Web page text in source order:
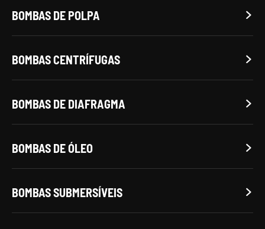
BOMBAS DE POLPA 
BOMBAS CENTRÍFUGAS 
BOMBAS DE DIAFRAGMA 
BOMBAS DE ÓLEO 
BOMBAS SUBMERSÍVEIS 